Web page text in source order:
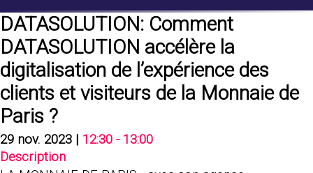
DATASOLUTION: Comment
DATASOLUTION accélère la
digitalisation de l’expérience des
clients et visiteurs de la Monnaie de
Paris ?
29 nov. 2023 | 12:30 - 13:00
Description